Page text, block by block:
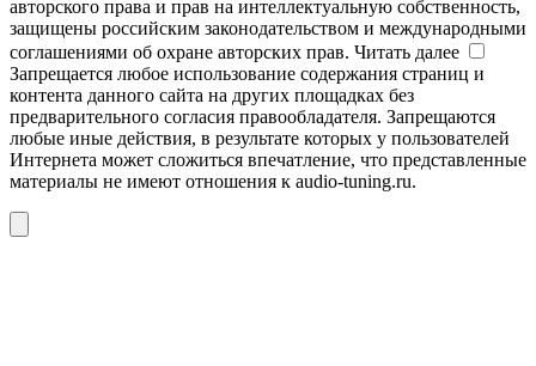
авторского права и прав на интеллектуальную собственность,
защищены российским законодательством и международными
соглашениями об охране авторских прав. Читать далее
Запрещается любое использование содержания страниц и
контента данного сайта на других площадках без
предварительного согласия правообладателя. Запрещаются
любые иные действия, в результате которых у пользователей
Интернета может сложиться впечатление, что представленные
материалы не имеют отношения к audio-tuning.ru.